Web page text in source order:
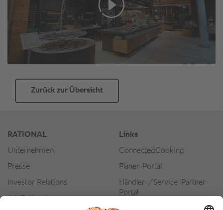
Zurück zur Übersicht